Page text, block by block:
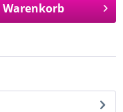
Warenkorb